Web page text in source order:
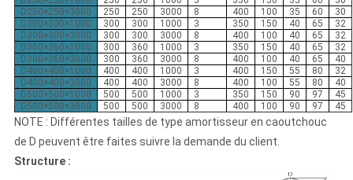
D250×250×3000
250 250 3000 8 400 100 35 60
30
D300×300×1000
300 300 1000 3 350 150 40 65
32
D300×300×3000
300 300 3000 8 400 100 40 65
32
D300×360×1000
300 360 1000 3 350 150 40 65
32
D300×360×3000
300 360 3000 8 400 100 40 65
40
D400×400×1000
400 400 1000 3 400 150 55 80
32
D400×400×3000
400 400 3000 8 400 100 55 80
40
D500×500×1000
500 500 1000 3 350 150 90 97
45
D500×500×3000
500 500 3000 8 400 100 90 97 45
NOTE : Différentes tailles de type amortisseur en caoutchouc
de D peuvent être faites suivre la demande du client.
Structure :